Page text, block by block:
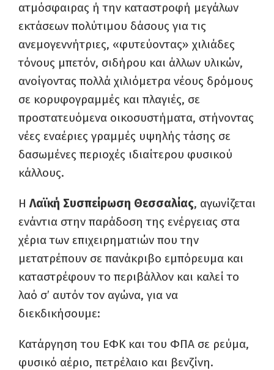
ατμόσφαιρας ή την καταστροφή μεγάλων
εκτάσεων πολύτιμου δάσους για τις
ανεμογεννήτριες, «φυτεύοντας» χιλιάδες
τόνους μπετόν, σιδήρου και άλλων υλικών,
ανοίγοντας πολλά χιλιόμετρα νέους δρόμους
σε κορυφογραμμές και πλαγιές, σε
προστατευόμενα οικοσυστήματα, στήνοντας
νέες εναέριες γραμμές υψηλής τάσης σε
δασωμένες περιοχές ιδιαίτερου φυσικού
κάλλους.
Η Λαϊκή Συσπείρωση Θεσσαλίας, αγωνίζεται
ενάντια στην παράδοση της ενέργειας στα
χέρια των επιχειρηματιών που την
μετατρέπουν σε πανάκριβο εμπόρευμα και
καταστρέφουν το περιβάλλον και καλεί το
λαό σ’ αυτόν τον αγώνα, για να
διεκδικήσουμε:
Κατάργηση του ΕΦΚ και του ΦΠΑ σε ρεύμα,
φυσικό αέριο, πετρέλαιο και βενζίνη.